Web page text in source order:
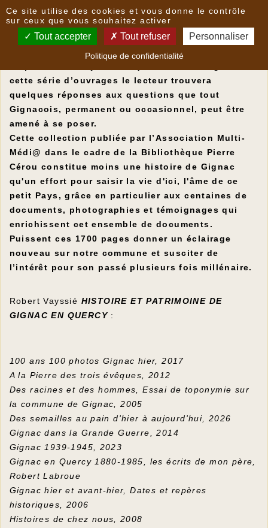
Des habitants de Gignac écrivent
cette série d’ouvrages le lecteur trouvera
quelques réponses aux questions que tout
Gignacois, permanent ou occasionnel, peut être
amené à se poser.
Cette collection publiée par l’Association Multi-
Médi@ dans le cadre de la Bibliothèque Pierre
Cérou constitue moins une histoire de Gignac
qu'un effort pour saisir la vie d'ici, l'âme de ce
petit Pays, grâce en particulier aux centaines de
documents, photographies et témoignages qui
enrichissent cet ensemble de documents.
Puissent ces 1700 pages donner un éclairage
nouveau sur notre commune et susciter de
l’intérêt pour son passé plusieurs fois millénaire.
Robert Vayssié HISTOIRE ET PATRIMOINE DE
GIGNAC EN QUERCY :
100 ans 100 photos Gignac hier, 2017
A la Pierre des trois évêques, 2012
Des racines et des hommes, Essai de toponymie sur
la commune de Gignac, 2005
Des semailles au pain d'hier à aujourd'hui, 2026
Gignac dans la Grande Guerre, 2014
Gignac 1939-1945, 2023
Gignac en Quercy 1880-1985, les écrits de mon père,
Robert Labroue
Gignac hier et avant-hier, Dates et repères
historiques, 2006
Histoires de chez nous, 2008
Ce site utilise des cookies et vous donne le contrôle
sur ceux que vous souhaitez activer
Tout accepter Tout refuser Personnaliser
Politique de confidentialité